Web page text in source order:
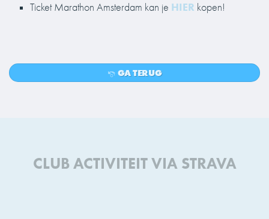
Ticket Marathon Amsterdam kan je HIER kopen!
GA TERUG
CLUB ACTIVITEIT VIA STRAVA